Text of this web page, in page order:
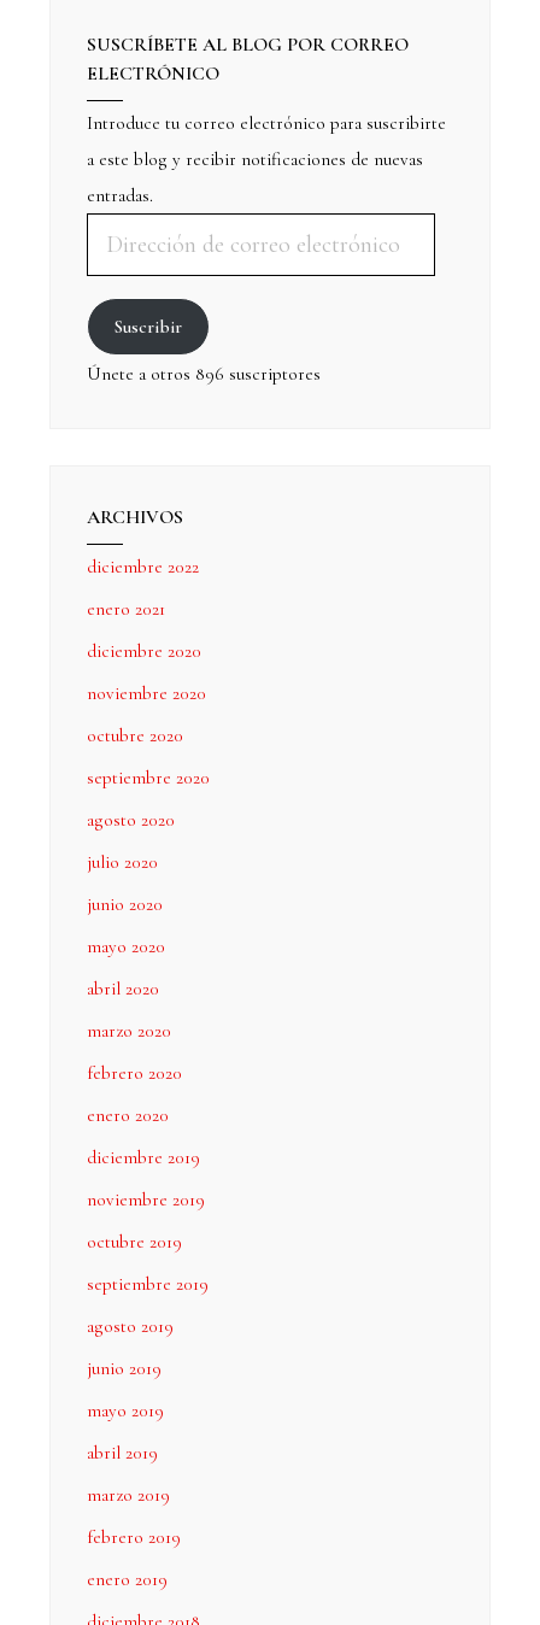
SUSCRÍBETE AL BLOG POR CORREO
ELECTRÓNICO
Introduce tu correo electrónico para suscribirte
a este blog y recibir notificaciones de nuevas
entradas.
Suscribir
Únete a otros 896 suscriptores
ARCHIVOS
diciembre 2022
enero 2021
diciembre 2020
noviembre 2020
octubre 2020
septiembre 2020
agosto 2020
julio 2020
junio 2020
mayo 2020
abril 2020
marzo 2020
febrero 2020
enero 2020
diciembre 2019
noviembre 2019
octubre 2019
septiembre 2019
agosto 2019
junio 2019
mayo 2019
abril 2019
marzo 2019
febrero 2019
enero 2019